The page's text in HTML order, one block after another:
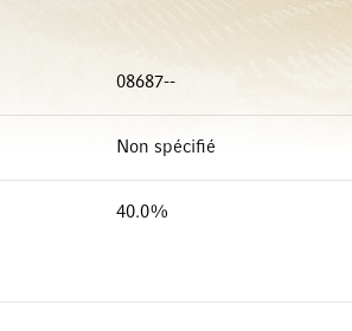
08687--
Non spécifié
40.0%